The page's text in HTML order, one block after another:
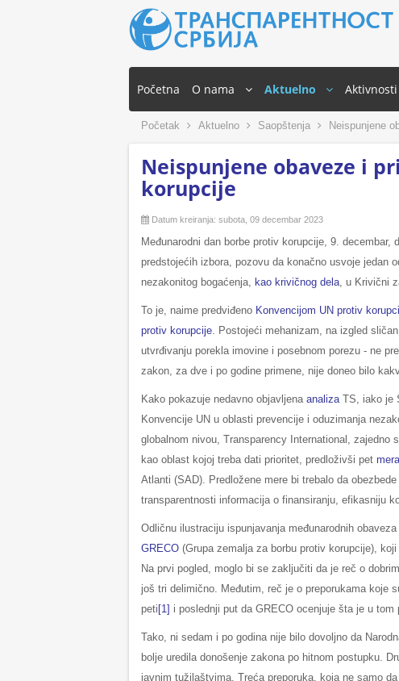
Početna O nama Aktuelno Aktivnosti
Početak Aktuelno Saopštenja Neispunjene
Neispunjene obaveze i
korupcije
Datum kreiranja: subota, 09 decembar 2023
Međunarodni dan borbe protiv korupcije, 9.
predstojećih izbora, pozovu da konačno usvoje jedan
nezakonitog bogaćenja,
kao krivičnog dela , u Krivični
To je, naime predviđeno Konvencijom UN protiv
protiv korupcije . Postojeći mehanizam, na izgled
utvrđivanju porekla imovine i posebnom porezu - ne
zakon, za dve i po godine primene, nije doneo bilo
Kako pokazuje nedavno objavljena analiza TS, iako je
Konvencije UN u oblasti prevencije i oduzimanja
globalnom nivou, Transparency International, zajedno
kao oblast kojoj treba dati prioritet, predloživši pet mera
Atlanti (SAD). Predložene mere bi trebalo da
transparentnosti informacija o finansiranju, efikasniju
Odličnu ilustraciju ispunjavanja međunarodnih
GRECO (Grupa zemalja za borbu protiv korupcije),
Na prvi pogled, moglo bi se zaključiti da je reč o
još tri delimično. Međutim, reč je o preporukama koje
peti [1] i poslednji put da GRECO ocenjuje šta je u tom
Tako, ni sedam i po godina nije bilo dovoljno da
bolje uredila donošenje zakona po hitnom postupku.
javnim tužilaštvima. Treća preporuka, koja ne samo